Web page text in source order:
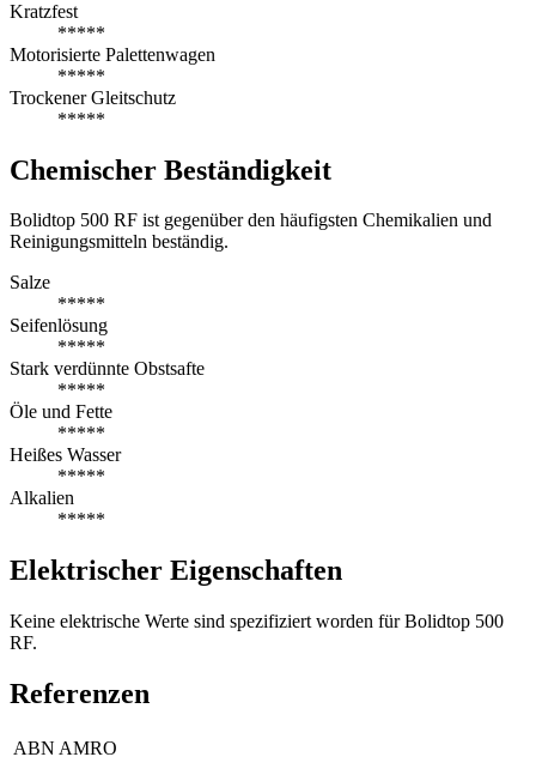
Kratzfest
*****
Motorisierte Palettenwagen
*****
Trockener Gleitschutz
*****
Chemischer Beständigkeit
Bolidtop 500 RF ist gegenüber den häufigsten Chemikalien und
Reinigungsmitteln beständig.
Salze
*****
Seifenlösung
*****
Stark verdünnte Obstsafte
*****
Öle und Fette
*****
Heißes Wasser
*****
Alkalien
*****
Elektrischer Eigenschaften
Keine elektrische Werte sind spezifiziert worden für Bolidtop 500
RF.
Referenzen
ABN AMRO